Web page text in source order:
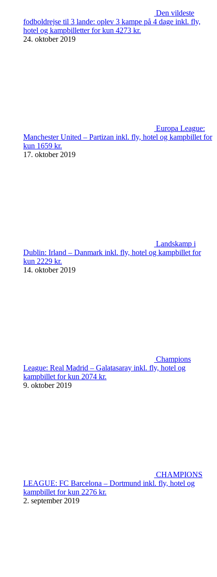
Den vildeste
fodboldrejse til 3 lande: oplev 3 kampe på 4 dage inkl. fly,
hotel og kampbilletter for kun 4273 kr.
24. oktober 2019
Europa League:
Manchester United – Partizan inkl. fly, hotel og kampbillet for
kun 1659 kr.
17. oktober 2019
Landskamp i
Dublin: Irland – Danmark inkl. fly, hotel og kampbillet for
kun 2229 kr.
14. oktober 2019
Champions
League: Real Madrid – Galatasaray inkl. fly, hotel og
kampbillet for kun 2074 kr.
9. oktober 2019
CHAMPIONS
LEAGUE: FC Barcelona – Dortmund inkl. fly, hotel og
kampbillet for kun 2276 kr.
2. september 2019